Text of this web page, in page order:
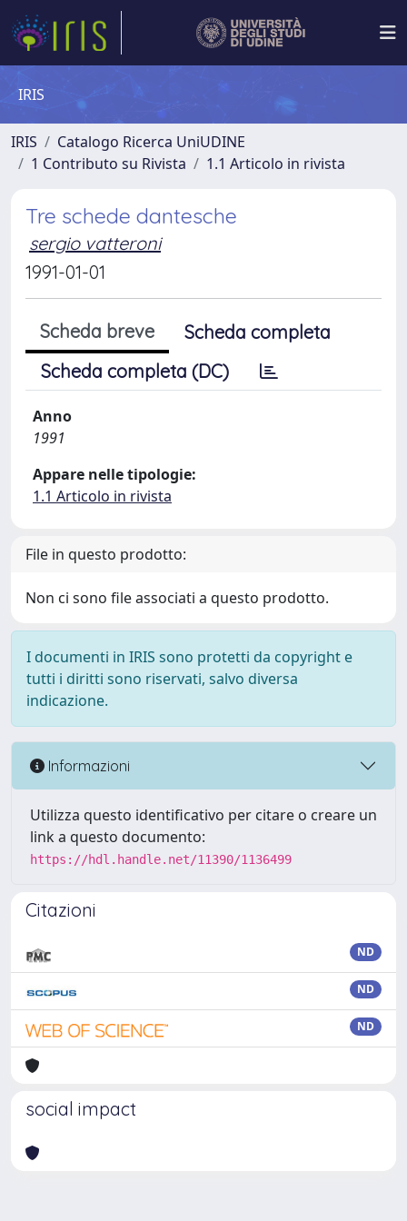
IRIS
IRIS
Catalogo Ricerca UniUDINE
1 Contributo su Rivista
1.1 Articolo in rivista
Tre schede dantesche
sergio vatteroni
1991-01-01
Scheda breve
Scheda completa
Scheda completa (DC)
Anno
1991
Appare nelle tipologie:
1.1 Articolo in rivista
File in questo prodotto:
Non ci sono file associati a questo prodotto.
I documenti in IRIS sono protetti da copyright e
tutti i diritti sono riservati, salvo diversa
indicazione.
Informazioni
Utilizza questo identificativo per citare o creare un
link a questo documento:
https://hdl.handle.net/11390/1136499
Citazioni
ND
ND
ND
social impact